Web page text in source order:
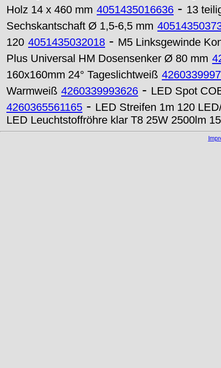
Holz 14 x 460 mm 4051435016636 - 13
Sechskantschaft Ø 1,5-6,5 mm
120 4051435032018 - M5 Linksgewinde
Plus Universal HM Dosensenker Ø 80 mm
160x160mm 24° Tageslichtweiß
Warmweiß 4260339993626 - LED Spot
4260365561165 - LED Streifen 1m 120
LED Leuchtstoffröhre klar T8 25W 2500lm